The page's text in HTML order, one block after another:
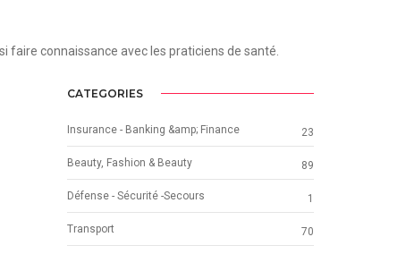
connaissance avec les praticiens de santé.
CATEGORIES
Insurance - Banking &amp; Finance
Beauty, Fashion & Beauty
Défense - Sécurité -Secours
Transport